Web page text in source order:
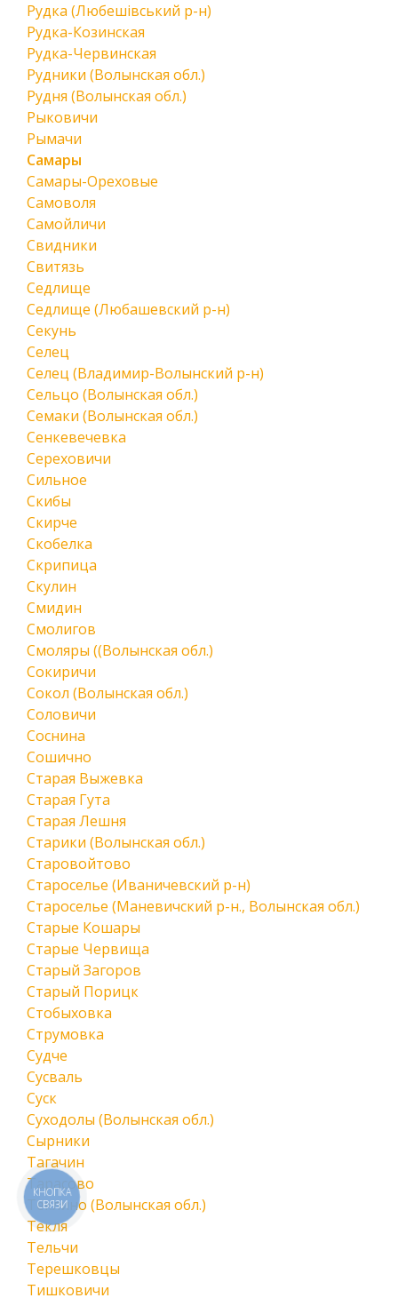
Рудка (Любешівський р-н)
Рудка-Козинская
Рудка-Червинская
Рудники (Волынская обл.)
Рудня (Волынская обл.)
Рыковичи
Рымачи
Самары
Самары-Ореховые
Самоволя
Самойличи
Свидники
Свитязь
Седлище
Седлище (Любашевский р-н)
Секунь
Селец
Селец (Владимир-Волынский р-н)
Сельцо (Волынская обл.)
Семаки (Волынская обл.)
Сенкевечевка
Сереховичи
Сильное
Скибы
Скирче
Скобелка
Скрипица
Скулин
Смидин
Смолигов
Смоляры ((Волынская обл.)
Сокиричи
Сокол (Волынская обл.)
Соловичи
Соснина
Сошично
Старая Выжевка
Старая Гута
Старая Лешня
Старики (Волынская обл.)
Старовойтово
Староселье (Иваничевский р-н)
Староселье (Маневичский р-н., Волынская обл.)
Старые Кошары
Старые Червища
Старый Загоров
Старый Порицк
Стобыховка
Струмовка
Судче
Сусваль
Суск
Суходолы (Волынская обл.)
Сырники
Тагачин
Тарасово
Теклино (Волынская обл.)
Текля
Тельчи
Терешковцы
Тишковичи
КНОПКА
СВЯЗИ